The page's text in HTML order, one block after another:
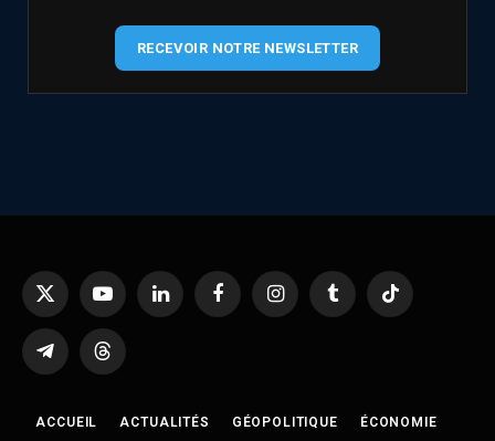
RECEVOIR NOTRE NEWSLETTER
X
YouTubeLinkedIn FacebookInstagramTumblr TikTok
TelegramThreads
ACCUEIL ACTUALITÉS GÉOPOLITIQUE ÉCONOMIE